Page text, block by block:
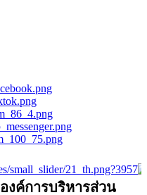
องค์การบริหารส่วน